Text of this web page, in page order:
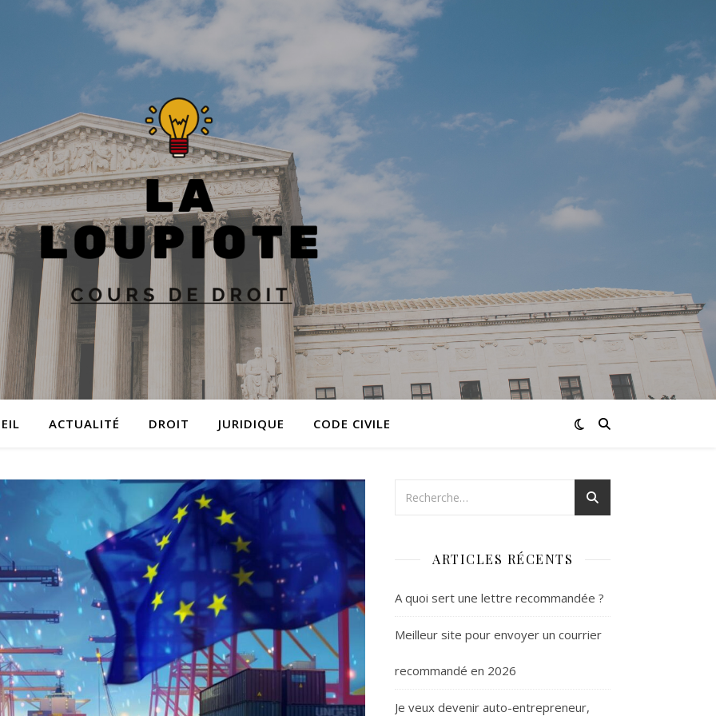
ACTUALITÉ DROIT JURIDIQUE CODE CIVILE
ARTICLES RÉCENTS
A quoi sert une lettre recommandée ?
Meilleur site pour envoyer un courrier
recommandé en 2026
Je veux devenir auto-entrepreneur,